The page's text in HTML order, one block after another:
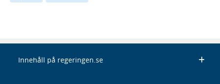
Innehåll på regeringen.se